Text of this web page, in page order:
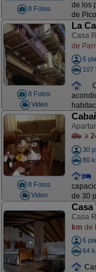
8 Fotos
de los
de
8 Fotos
Video
La
Casa
de
6
107
8 Fotos
Video
a
30
80
de 30
Casa
Casa
km de
6
64